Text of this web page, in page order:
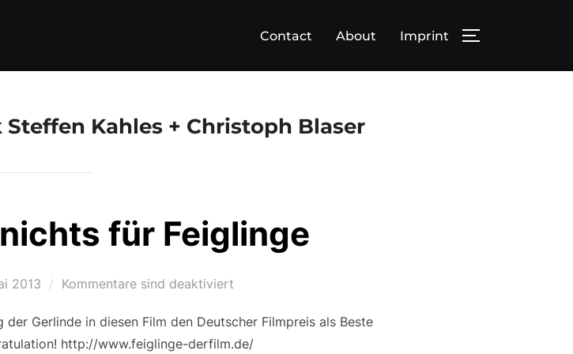
Contact About Imprint
Kahles + Christoph Blaser
für Feiglinge
2013 Kommentare sind deaktiviert
Gerlinde in diesen Film den Deutscher Filmpreis als Beste
http://www.feiglinge-derfilm.de/